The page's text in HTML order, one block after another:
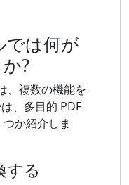
では何が
?
、複数の機能を
、多目的 PDF
か紹介しま
する